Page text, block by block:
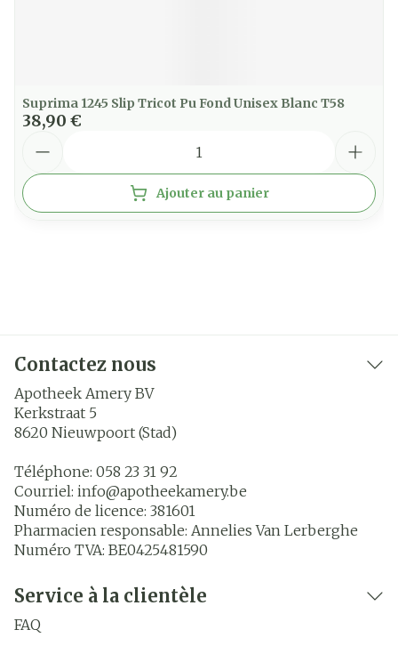
Suprima 1245 Slip Tricot Pu Fond Unisex Blanc T58
38,90 €
Ajouter au panier
Contactez nous
Apotheek Amery BV
Kerkstraat 5
8620 Nieuwpoort (Stad)
Téléphone: 058 23 31 92
Courriel: info@apotheekamery.be
Numéro de licence: 381601
Pharmacien responsable: Annelies Van Lerberghe
Numéro TVA: BE0425481590
Service à la clientèle
FAQ